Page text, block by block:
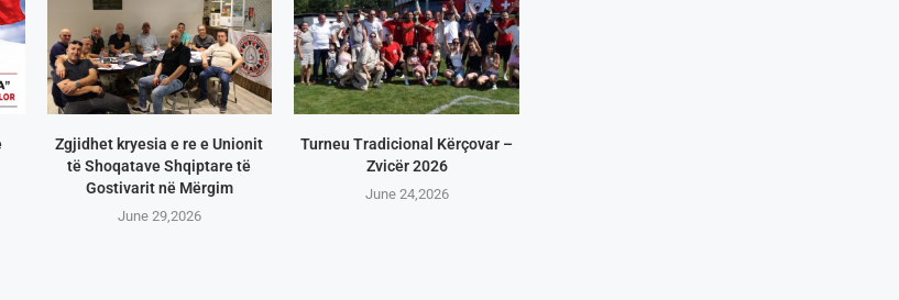
Zgjidhet kryesia e re e Unionit
të Shoqatave Shqiptare të
Gostivarit në Mërgim
June 29,2026
Turneu Tradicional Kërçovar –
Zvicër 2026
June 24,2026